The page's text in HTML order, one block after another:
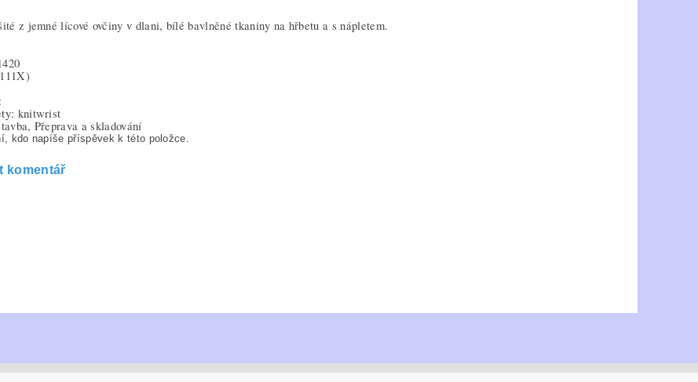
z jemné lícové ovčiny v dlani, bílé bavlněné tkaniny na hřbetu a s nápletem.
knitwrist
Přeprava a skladování
kdo napíše příspěvek k této položce.
komentář